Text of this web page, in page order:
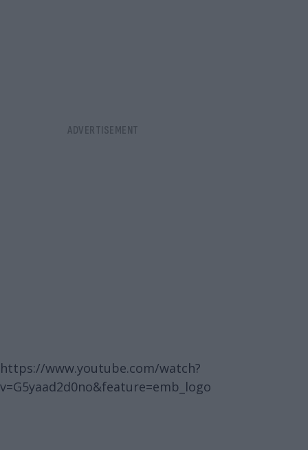
https://www.youtube.com/watch?
v=G5yaad2d0no&feature=emb_logo